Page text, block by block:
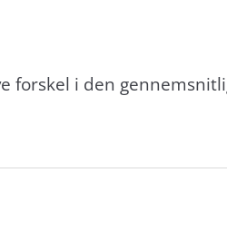
forskel i den